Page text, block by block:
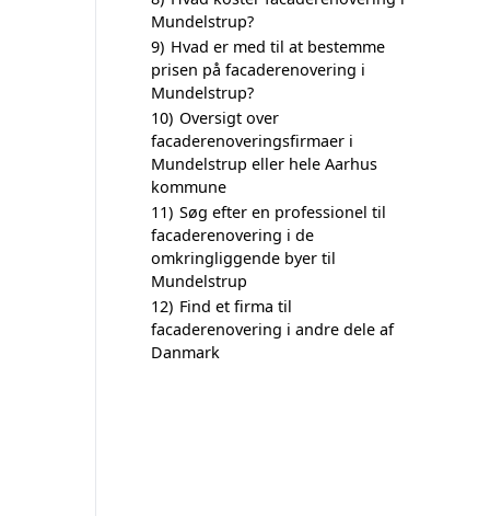
Mundelstrup?
9) Hvad er med til at bestemme
prisen på facaderenovering i
Mundelstrup?
10) Oversigt over
facaderenoveringsfirmaer i
Mundelstrup eller hele Aarhus
kommune
11) Søg efter en professionel til
facaderenovering i de
omkringliggende byer til
Mundelstrup
12) Find et firma til
facaderenovering i andre dele af
Danmark